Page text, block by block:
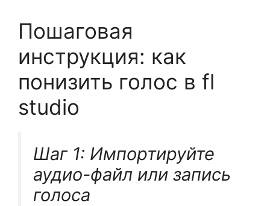
Пошаговая
инструкция: как
понизить голос в fl
studio
Шаг 1: Импортируйте
аудио-файл или запись
голоса